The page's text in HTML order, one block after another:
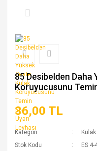
85 Desibelden Daha
Koruyucusunu
36,00 TL
Kategori
Stok Kodu
ES 4-